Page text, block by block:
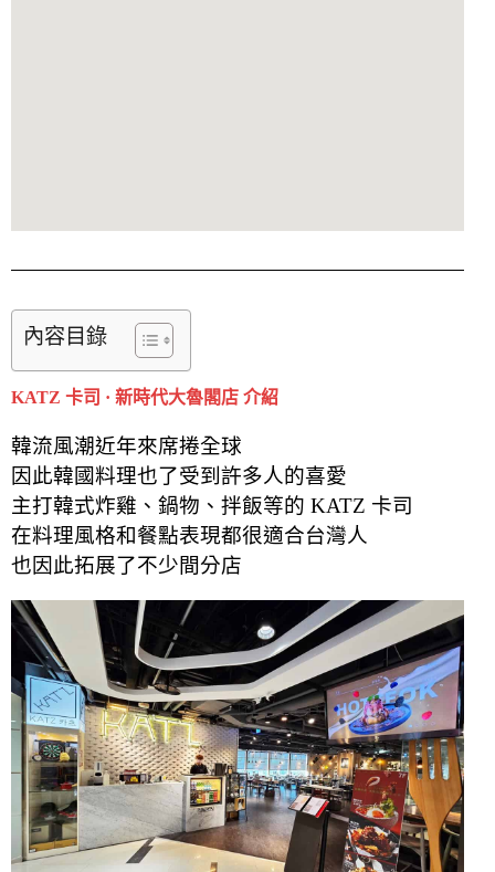
內容目錄
KATZ 卡司 · 新時代大魯閣店 介紹
韓流風潮近年來席捲全球
因此韓國料理也了受到許多人的喜愛
主打韓式炸雞、鍋物、拌飯等的 KATZ 卡司
在料理風格和餐點表現都很適合台灣人
也因此拓展了不少間分店